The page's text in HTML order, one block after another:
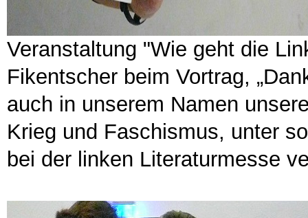
Veranstaltung "Wie geht die
Fikentscher beim Vortrag,
auch in unserem Namen
Krieg und Faschismus, unter
bei der linken Literaturmesse